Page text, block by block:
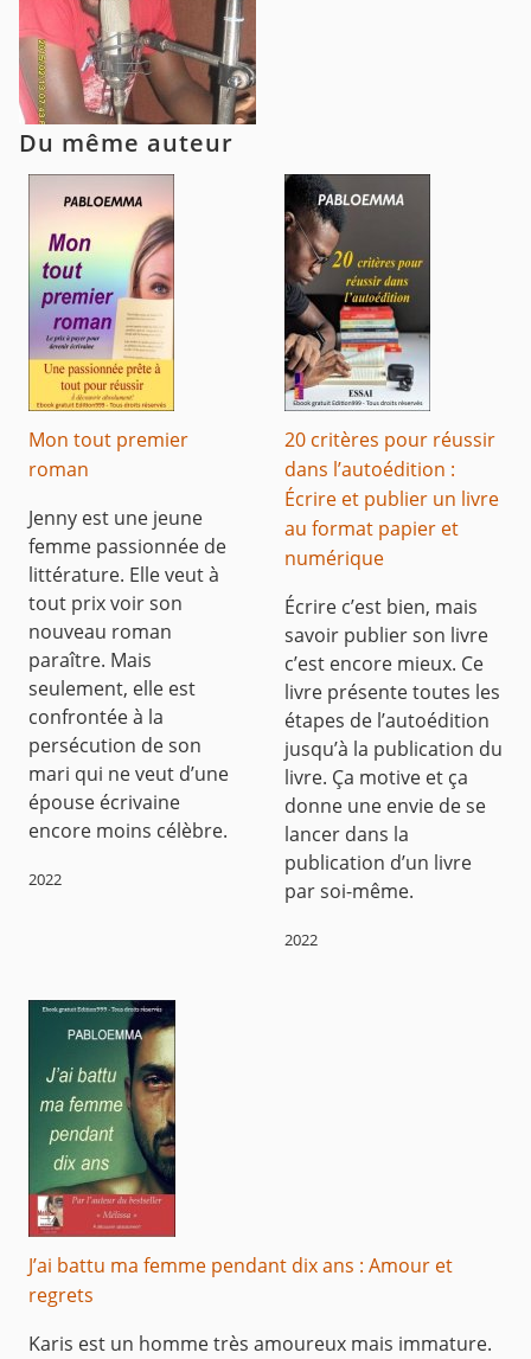
Du même auteur
Mon tout premier
roman
Jenny est une jeune
femme passionnée de
littérature. Elle veut à
tout prix voir son
nouveau roman
paraître. Mais
seulement, elle est
confrontée à la
persécution de son
mari qui ne veut d’une
épouse écrivaine
encore moins célèbre.
2022
20 critères pour réussir
dans l’autoédition :
Écrire et publier un livre
au format papier et
numérique
Écrire c’est bien, mais
savoir publier son livre
c’est encore mieux. Ce
livre présente toutes les
étapes de l’autoédition
jusqu’à la publication du
livre. Ça motive et ça
donne une envie de se
lancer dans la
publication d’un livre
par soi-même.
2022
J’ai battu ma femme pendant dix ans : Amour et
regrets
Karis est un homme très amoureux mais immature.